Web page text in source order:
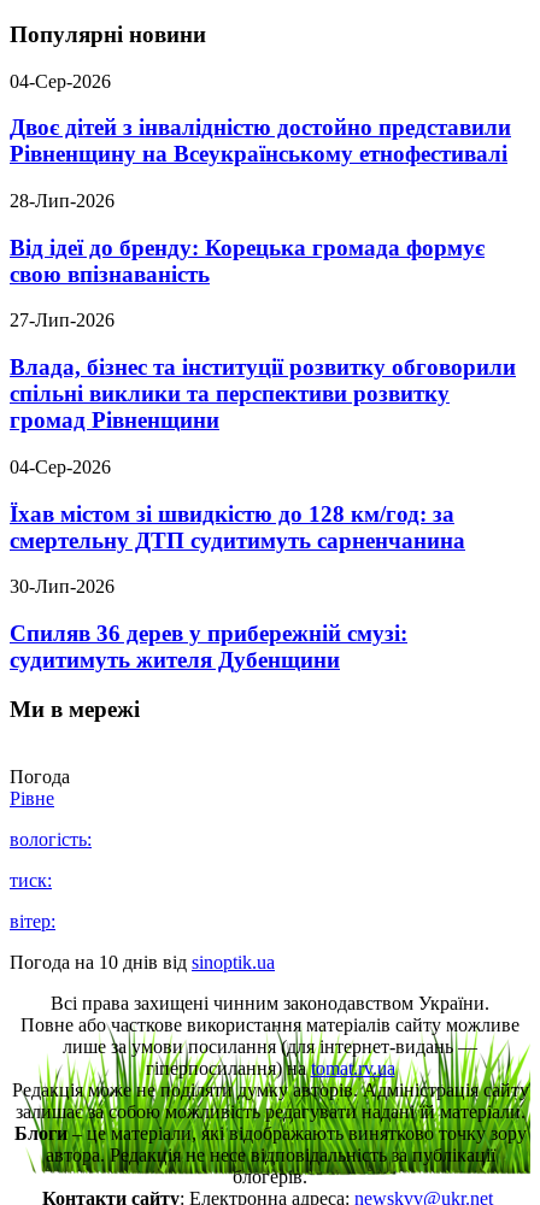
Популярні новини
04-Сер-2026
Двоє дітей з інвалідністю достойно представили
Рівненщину на Всеукраїнському етнофестивалі
28-Лип-2026
Від ідеї до бренду: Корецька громада формує
свою впізнаваність
27-Лип-2026
Влада, бізнес та інституції розвитку обговорили
спільні виклики та перспективи розвитку
громад Рівненщини
04-Сер-2026
Їхав містом зі швидкістю до 128 км/год: за
смертельну ДТП судитимуть сарненчанина
30-Лип-2026
Спиляв 36 дерев у прибережній смузі:
судитимуть жителя Дубенщини
Ми в мережі
Погода
Рівне
вологість:
тиск:
вітер:
Погода на 10 днів від sinoptik.ua
Всі права захищені чинним законодавством України.
Повне або часткове використання матеріалів сайту можливе
лише за умови посилання (для інтернет-видань —
гіперпосилання) наtomat.rv.ua
Редакція може не поділяти думку авторів. Адміністрація сайту
залишає за собою можливість редагувати надані їй матеріали.
Блоги– це матеріали, які відображають винятково точку зору
автора. Редакція не несе відповідальність за публікації
блогерів.
Контакти сайту: Електронна адреса: newskvv@ukr.net